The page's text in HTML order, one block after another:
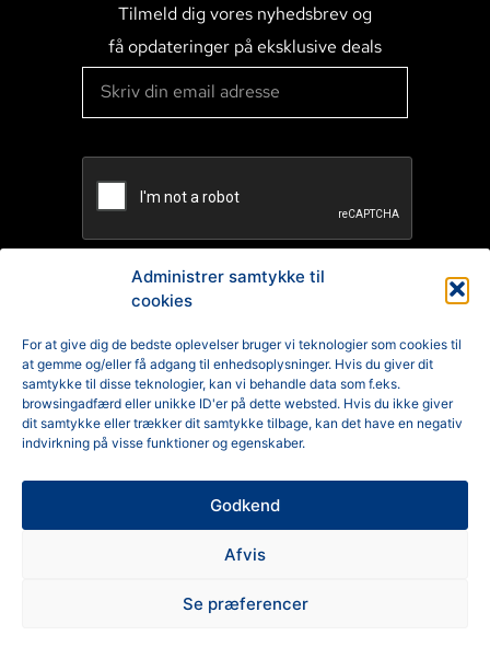
Administrer samtykke til
cookies
For at give dig de bedste oplevelser bruger vi teknologier som cookies til
at gemme og/eller få adgang til enhedsoplysninger. Hvis du giver dit
samtykke til disse teknologier, kan vi behandle data som f.eks.
browsingadfærd eller unikke ID'er på dette websted. Hvis du ikke giver
dit samtykke eller trækker dit samtykke tilbage, kan det have en negativ
indvirkning på visse funktioner og egenskaber.
Godkend
Afvis
Se præferencer
Tilmeld dig vores nyhedsbrev og
få opdateringer på eksklusive deals
Reklamation
Generelle Handelsbetingelser
Privatlivspolitik